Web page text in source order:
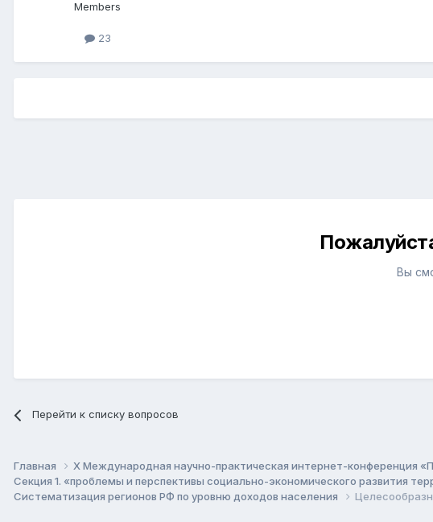
Members
23
Вы
Перейти к списку вопросов
Главная
X Международная научно-практическая интернет-конференция
Секция 1. «проблемы и перспективы социально-экономического развития
Систематизация регионов РФ по уровню доходов населения